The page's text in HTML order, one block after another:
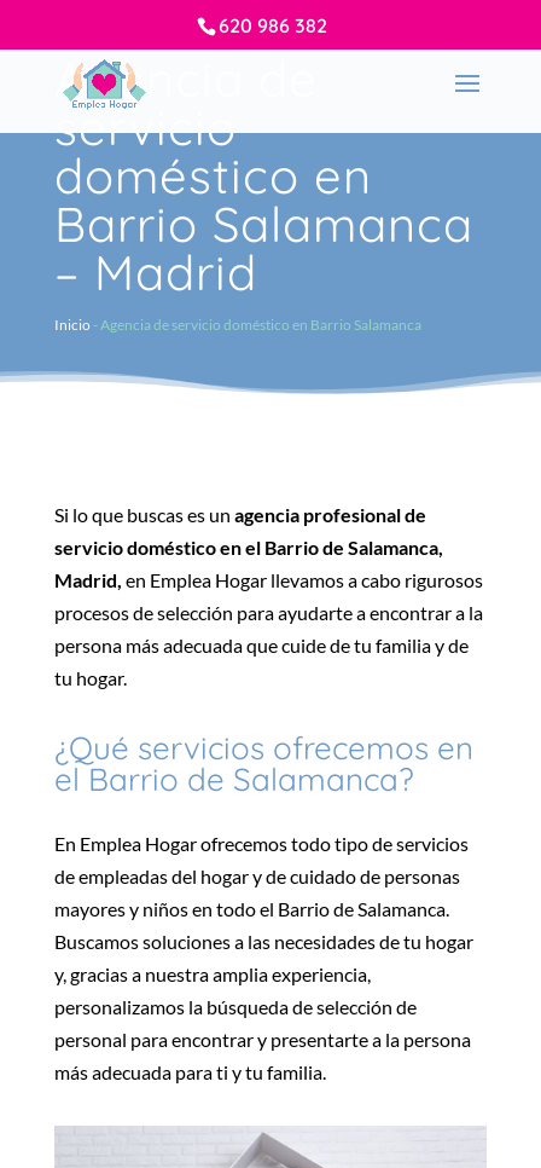
620 986 382
Agencia de
servicio
doméstico en
Barrio Salamanca
– Madrid
Inicio -Agencia de servicio doméstico en Barrio Salamanca
Si lo que buscas es un agencia profesionalde
servicio doméstico en el Barrio de Salamanca,
Madrid, en Emplea Hogar llevamos a cabo rigurosos
procesos de selección paraayudarte a encontrara la
persona másadecuada que cuide de tu familia yde
tu hogar.
¿Qué servicios ofrecemos en
el Barrio de Salamanca?
En Emplea Hogarofrecemos todo tipo de servicios
deempleadasdel hogar y de cuidado de personas
mayores y niños en todo el Barrio de Salamanca.
Buscamos soluciones a las necesidades de tu hogar
y, gracias a nuestra amplia experiencia,
personalizamos la búsqueda de selección de
personal para encontrary presentartea la persona
másadecuada para ti y tu familia.